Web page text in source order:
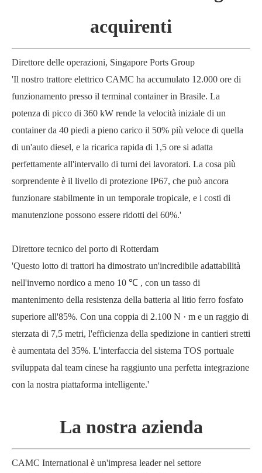
acquirenti
Direttore delle operazioni, Singapore Ports Group
'Il nostro trattore elettrico CAMC ha accumulato 12.000 ore di
funzionamento presso il terminal container in Brasile. La
potenza di picco di 360 kW rende la velocità iniziale di un
container da 40 piedi a pieno carico il 50% più veloce di quella
di un'auto diesel, e la ricarica rapida di 1,5 ore si adatta
perfettamente all'intervallo di turni dei lavoratori. La cosa più
sorprendente è il livello di protezione IP67, che può ancora
funzionare stabilmente in un temporale tropicale, e i costi di
manutenzione possono essere ridotti del 60%.'
Direttore tecnico del porto di Rotterdam
'Questo lotto di trattori ha dimostrato un'incredibile adattabilità
nell'inverno nordico a meno 10 ℃ , con un tasso di
mantenimento della resistenza della batteria al litio ferro fosfato
superiore all'85%. Con una coppia di 2.100 N · m e un raggio di
sterzata di 7,5 metri, l'efficienza della spedizione in cantieri stretti
è aumentata del 35%. L'interfaccia del sistema TOS portuale
sviluppata dal team cinese ha raggiunto una perfetta integrazione
con la nostra piattaforma intelligente.'
La nostra azienda
CAMC International è un'impresa leader nel settore